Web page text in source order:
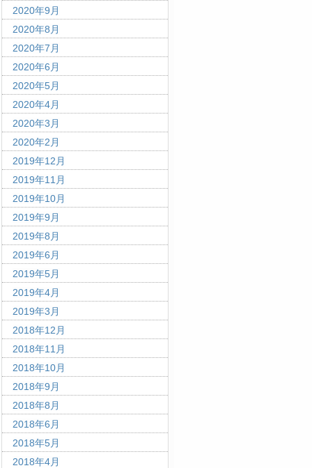
2020年9月
2020年8月
2020年7月
2020年6月
2020年5月
2020年4月
2020年3月
2020年2月
2019年12月
2019年11月
2019年10月
2019年9月
2019年8月
2019年6月
2019年5月
2019年4月
2019年3月
2018年12月
2018年11月
2018年10月
2018年9月
2018年8月
2018年6月
2018年5月
2018年4月